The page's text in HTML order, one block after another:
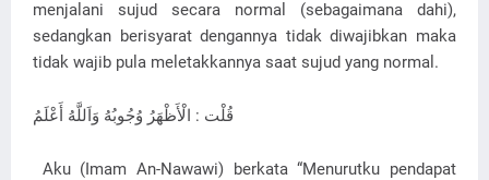
menjalani sujud secara normal (sebagaimana dahi),
sedangkan berisyarat dengannya tidak diwajibkan maka
tidak wajib pula meletakkannya saat sujud yang normal.
Aku (Imam An-Nawawi) berkata “Menurutku pendapat